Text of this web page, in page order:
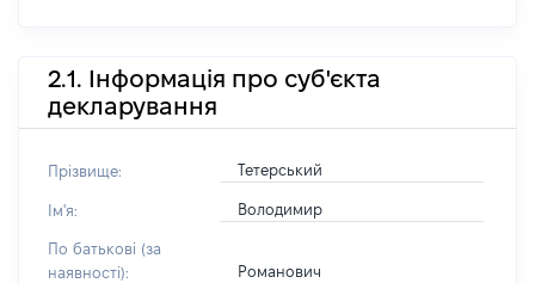
2.1. Інформація про суб'єкта
декларування
Прізвище: Тетерський
Ім'я: Володимир
По батькові (за
наявності):
Романович